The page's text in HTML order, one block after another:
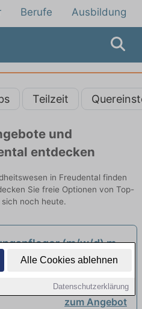
Alle Cookies ablehnen
Datenschutzerklärung
Berufe Ausbildung
Teilzeit
und
entdecken
in Freudental finden
Sie freie Optionen von Top-
noch heute.
(m/w/d) mit
Mentor (m/w/d) in der
und -
Markgröningen
zum Angebot